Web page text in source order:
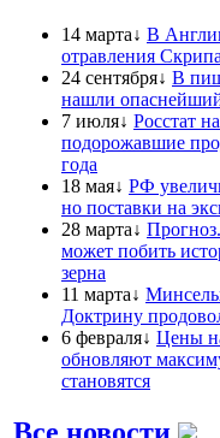
14 марта↓ В
отравления
24 сентября↓ В
нашли
7 июля↓ Росстат
подорожавшие
года
18 мая↓ РФ
но поставки на
28 марта↓
может побить
зерна
11 марта↓
Доктрину
6 февраля↓ Цены
обновляют
становятся
Все новости